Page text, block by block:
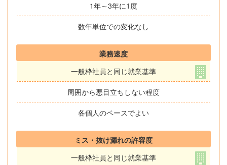
1年～3年に1度
数年単位での変化なし
業務速度
一般枠社員と同じ就業基準
周囲から悪目立ちしない程度
各個人のペースでよい
ミス・抜け漏れの許容度
一般枠社員と同じ就業基準